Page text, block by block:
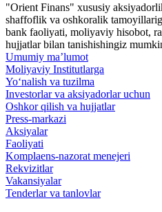
"Orient Finans" xususiy
shaffoflik va oshkoralik
bank faoliyati, moliyaviy hisobot,
hujjatlar bilan tanishishingiz
Umumiy ma’lumot
Moliyaviy Institutlarga
Yo‘nalish va tuzilma
Investorlar va aksiyadorlar uchun
Oshkor qilish va hujjatlar
Press-markazi
Aksiyalar
Faoliyati
Komplaens-nazorat menejeri
Rekvizitlar
Vakansiyalar
Tenderlar va tanlovlar